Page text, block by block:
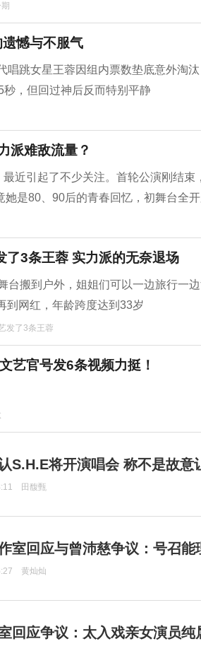
憾与不服气
唱跳女星王蓉因组内票数垫底意外淘
秒，但回过神后反而特别平静
派难敌流量？
最近引起了不少关注。首轮公演刚结
是80、90后的青春回忆，初舞台全
了3条王蓉 实力派的无奈退场
台搬到户外，姐姐们可以一边旅行一
到网红，年龄跨度达到33岁
发了3条王蓉
艺官号发6条视频力挺！
S.H.E将开演唱会 称不是故意
田馥甄
室回应与曾沛慈争议：号召能
黄灿灿
回应争议：太入戏亲女演员纯